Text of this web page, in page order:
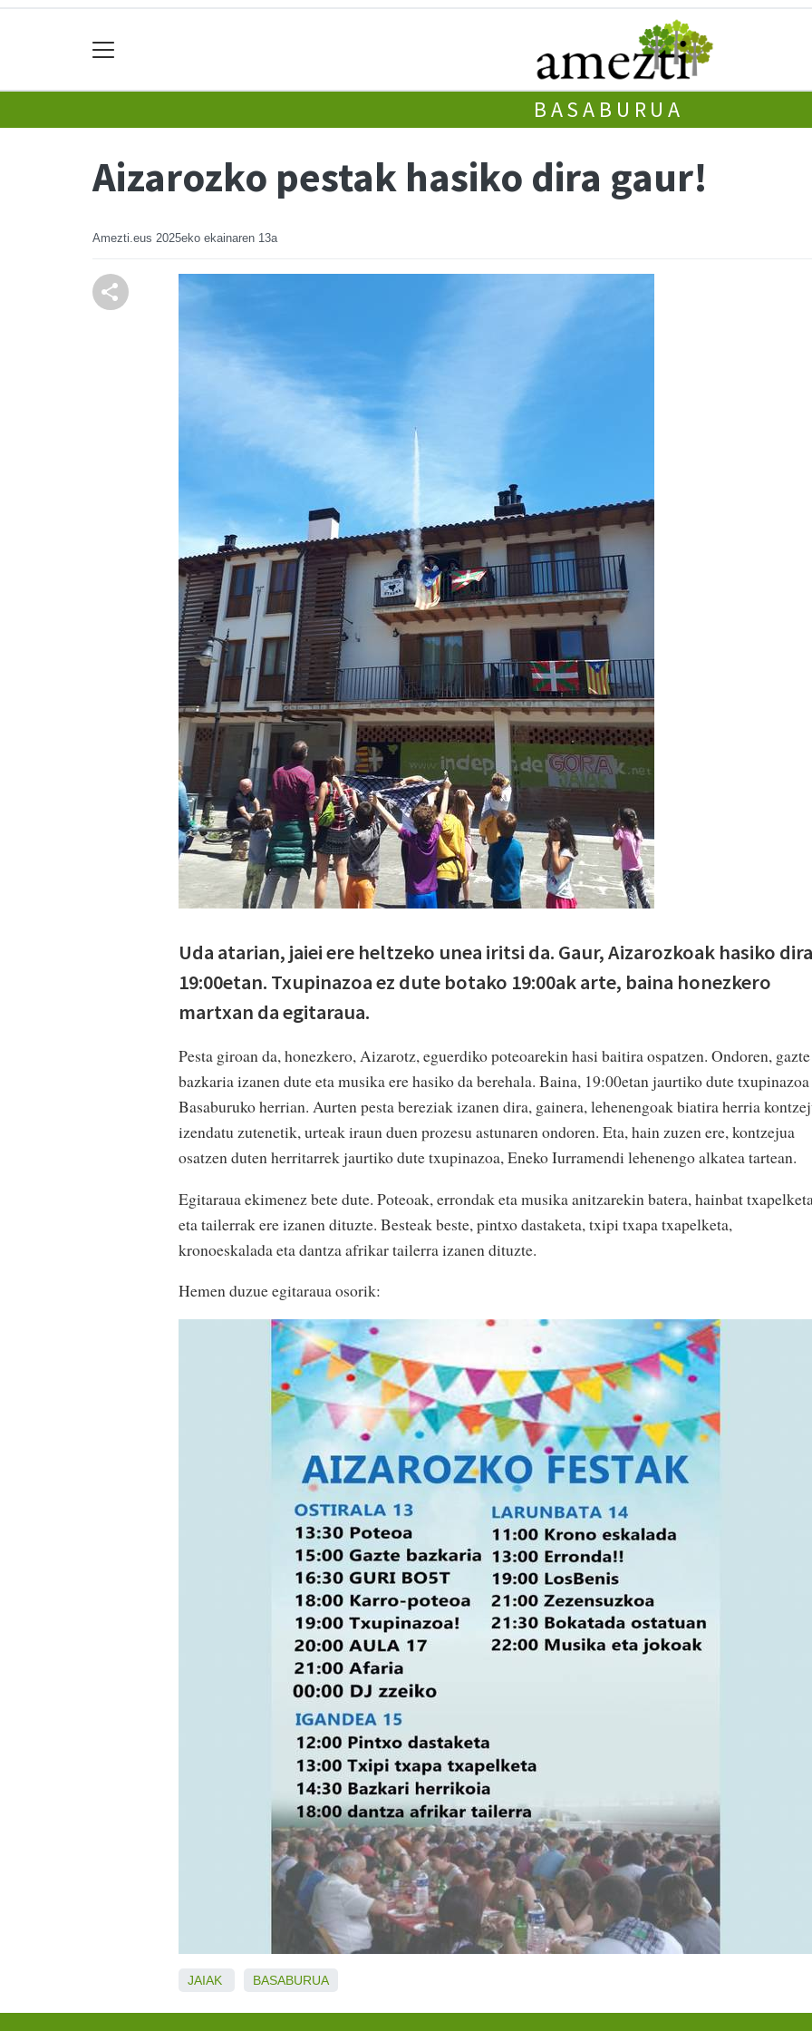
BASABURUA
Aizarozko pestak hasiko dira gaur!
Amezti.eus 2025eko ekainaren 13a
Uda atarian, jaiei ere heltzeko unea iritsi da. Gaur, Aizarozkoak hasiko
19:00etan. Txupinazoa ez dute botako 19:00ak arte, baina honezkero
martxan da egitaraua.
Pesta giroan da, honezkero, Aizarotz, eguerdiko poteoarekin hasi baitira ospatzen. Ondoren, gazte
bazkaria izanen dute eta musika ere hasiko da berehala. Baina, 19:00etan jaurtiko dute txupinazoa
Basaburuko herrian. Aurten pesta bereziak izanen dira, gainera, lehenengoak biatira herria
izendatu zutenetik, urteak iraun duen prozesu astunaren ondoren. Eta, hain zuzen ere, kontzejua
osatzen duten herritarrek jaurtiko dute txupinazoa, Eneko Iurramendi lehenengo alkatea tartean.
Egitaraua ekimenez bete dute. Poteoak, errondak eta musika anitzarekin batera, hainbat
eta tailerrak ere izanen dituzte. Besteak beste, pintxo dastaketa, txipi txapa txapelketa,
kronoeskalada eta dantza afrikar tailerra izanen dituzte.
Hemen duzue egitaraua osorik:
JAIAK BASABURUA